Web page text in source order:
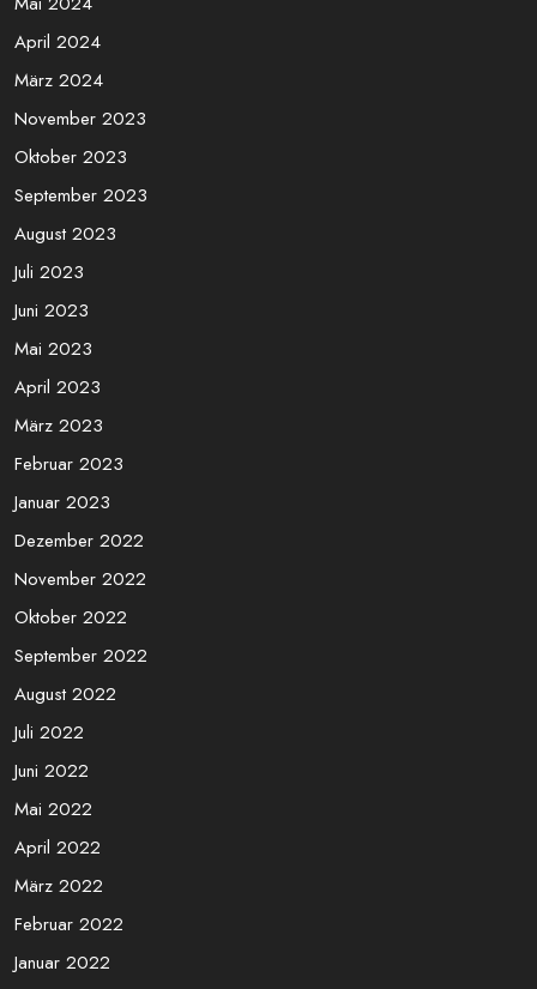
April 2024
März 2024
November 2023
Oktober 2023
September 2023
August 2023
Juli 2023
Juni 2023
Mai 2023
April 2023
März 2023
Februar 2023
Januar 2023
Dezember 2022
November 2022
Oktober 2022
September 2022
August 2022
Juli 2022
Juni 2022
Mai 2022
April 2022
März 2022
Februar 2022
Januar 2022